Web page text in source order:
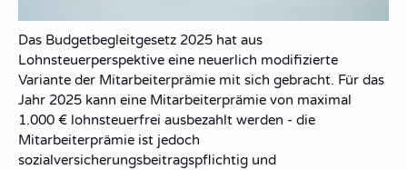
Das Budgetbegleitgesetz 2025 hat aus
Lohnsteuerperspektive eine neuerlich modifizierte
Variante der Mitarbeiterprämie mit sich gebracht. Für das
Jahr 2025 kann eine Mitarbeiterprämie von maximal
1.000 € lohnsteuerfrei ausbezahlt werden - die
Mitarbeiterprämie ist jedoch
sozialversicherungsbeitragspflichtig und